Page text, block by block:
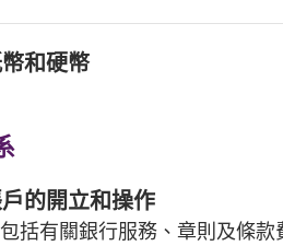
和硬幣
的開立和操作
包括有關銀行服務、章則及條款